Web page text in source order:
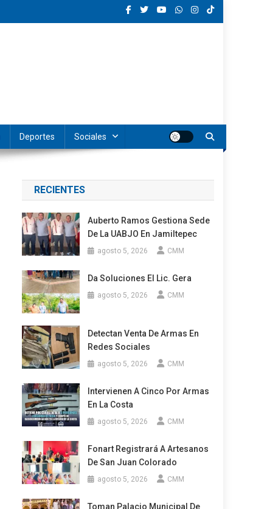
Deportes Sociales
RECIENTES
Auberto Ramos Gestiona Sede
De La UABJO En Jamiltepec
agosto 5, 2026 CMM
Da Soluciones El Lic. Gera
agosto 5, 2026 CMM
Detectan Venta De Armas En
Redes Sociales
agosto 5, 2026 CMM
Intervienen A Cinco Por Armas
En La Costa
agosto 5, 2026 CMM
Fonart Registrará A Artesanos
De San Juan Colorado
agosto 5, 2026 CMM
Toman Palacio Municipal De